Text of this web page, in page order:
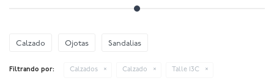
Calzado Ojotas Sandalias
Filtrando por: Calzados Calzado Talle 13C